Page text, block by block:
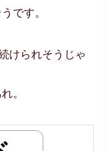
です。
けられそうじゃ
。